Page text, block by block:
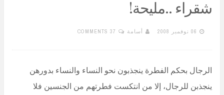
شقراء ..مليحة!
06 نوفمبر 2008 أسامة 37 COMMENTS
الرجال بحكم الفطرة ينجذبون نحو النساء والنساء بدورهن
ينجذبن للرجال، إلا من انتكست فطرتهم من الجنسين فلا